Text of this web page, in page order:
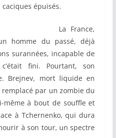
épuisés.
La France,
homme du passé, déjà
surannées, incapable de
fini. Pourtant, son
Brejnev, mort liquide en
par un zombie du
même à bout de souffle et
à Tchernenko, qui dura
à son tour, un spectre